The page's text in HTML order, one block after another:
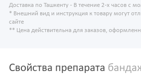
Доставка по Ташкенту - В течение 2-х часов с
* Внешний вид и инструкция к товару могут
сайте
** Цена действительна для заказов,
Свойства препарата